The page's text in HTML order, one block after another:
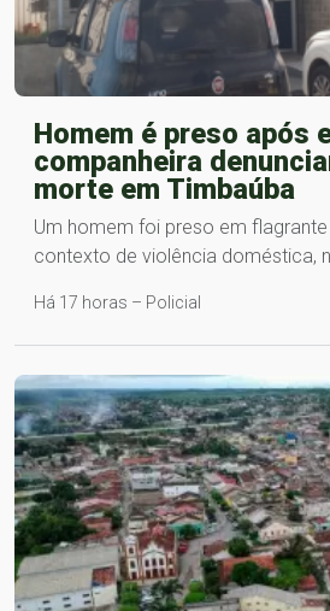
Homem é preso após
companheira
morte em Timbaúba
Um homem foi preso em
contexto de violência doméstica,
Há 17 horas – Policial